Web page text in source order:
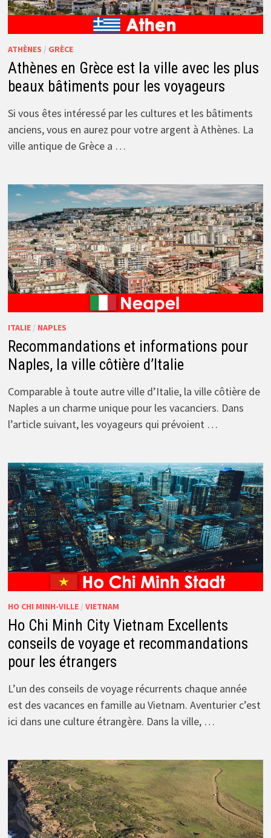
ATHÈNES / GRÈCE
Athènes en Grèce est la ville avec les plus
beaux bâtiments pour les voyageurs
Si vous êtes intéressé par les cultures et les bâtiments
anciens, vous en aurez pour votre argent à Athènes. La
ville antique de Grèce a …
ITALIE/ NAPLES
Recommandations et informations pour
Naples, la ville côtière d’Italie
Comparable à toute autre ville d’Italie, la ville côtière de
Naples a un charme unique pour les vacanciers. Dans
l’article suivant, les voyageurs qui prévoient …
HO CHI MINH-VILLE/ VIETNAM
Ho Chi Minh City Vietnam Excellents
conseils de voyage et recommandations
pour les étrangers
L’un des conseils de voyage récurrents chaque année
est des vacances en famille au Vietnam. Aventurier c’est
ici dans une culture étrangère. Dans la ville, …